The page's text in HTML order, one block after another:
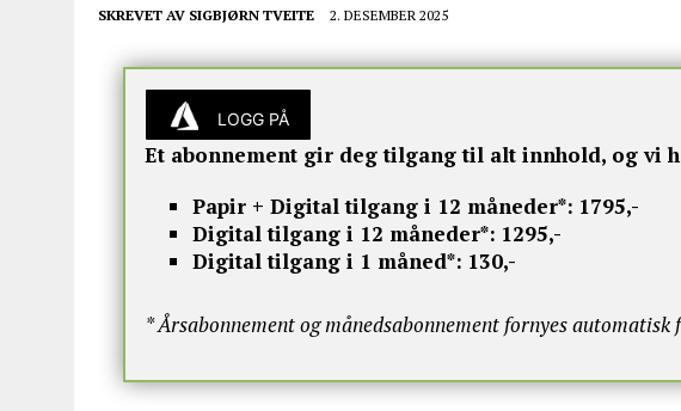
SKREVET AV SIGBJØRN TVEITE 2. DESEMBER 2025
LOGG PÅ
Et abonnement gir deg tilgang til alt innhold, og vi
Papir + Digital tilgang i 12 måneder*: 1795,-
Digital tilgang i 12 måneder*: 1295,-
Digital tilgang i 1 måned*: 130,-
* Årsabonnement og månedsabonnement fornyes